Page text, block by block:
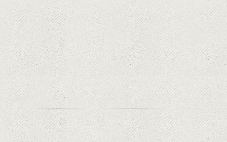
Rețelele sociale au pierdut deja 10 miliarde de
dolari din cauza noilor reguli Apple privind
urmărirea utilizatorilor